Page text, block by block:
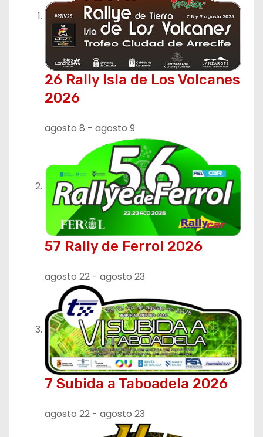
26 Rally Isla de Los Volcanes
2026
agosto 8 - agosto 9
57 Rally de Ferrol 2026
agosto 22 - agosto 23
7 Subida a Taboadela 2026
agosto 22 - agosto 23